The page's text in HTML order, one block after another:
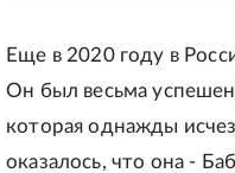
Еще в 2020 году в
Он был весьма
которая однажды
оказалось, что она -